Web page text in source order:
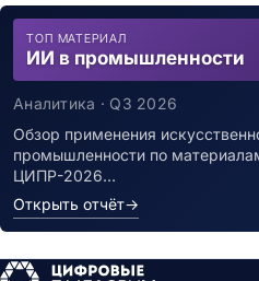
ТОП МАТЕРИАЛ
ИИ в промышленности
Аналитика · Q3 2026
Обзор применения
промышленности по
ЦИПР-2026…
Открыть отчёт→